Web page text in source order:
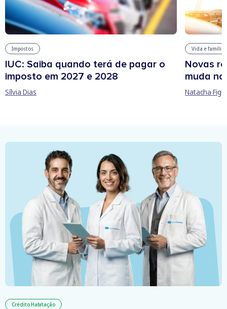
Impostos
IUC: Saiba quando terá de pagar o
imposto em 2027 e 2028
Sílvia Dias
Vida e família
Novas
muda
Natacha
Crédito Habitação